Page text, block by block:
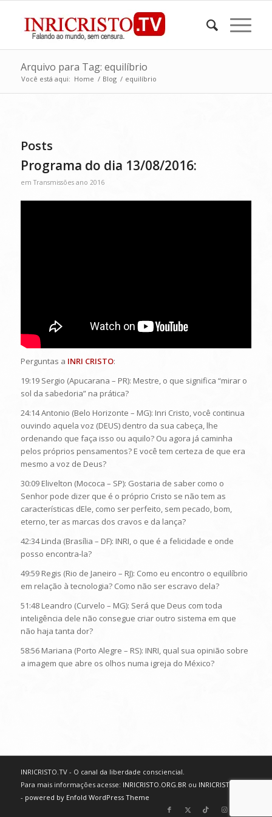
Arquivo para Tag: equilíbrio
Você está aqui: Home / Blog / equilíbrio
Posts
Programa do dia 13/08/2016:
emTransmissões ano 2016
Perguntas a INRI CRISTO:
19:19 Sergio (Apucarana – PR): Mestre, o que significa “mirar o
sol da sabedoria” na prática?
24:14 Antonio (Belo Horizonte – MG): Inri Cristo, você continua
ouvindo aquela voz (DEUS) dentro da sua cabeça, lhe
ordenando que faça isso ou aquilo? Ou agora já caminha
pelos próprios pensamentos? E você tem certeza de que era
mesmo a voz de Deus?
30:09 Elivelton (Mococa – SP): Gostaria de saber como o
Senhor pode dizer que é o próprio Cristo se não tem as
características dEle, como ser perfeito, sem pecado, bom,
eterno, ter as marcas dos cravos e da lança?
42:34 Linda (Brasília – DF): INRI, o que é a felicidade e onde
posso encontra-la?
49:59 Regis (Rio de Janeiro – RJ): Como eu encontro o equilíbrio
em relação à tecnologia? Como não ser escravo dela?
51:48 Leandro (Curvelo – MG): Será que Deus com toda
inteligência dele não consegue criar outro sistema em que
não haja tanta dor?
58:56 Mariana (Porto Alegre – RS): INRI, qual sua opinião sobre
a imagem que abre os olhos numa igreja do México?
INRICRISTO.TV - O canal da liberdade consciencial.
Para mais informações acesse: INRICRISTO.ORG.BRou INRICRISTO.NET
- powered by Enfold WordPress Theme